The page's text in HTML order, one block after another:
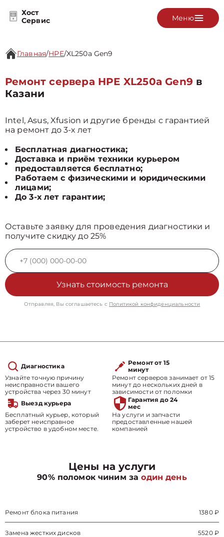
Хост
Сервис
Меню
Главная/HPE/XL250a Gen9
Ремонт сервера HPE XL250a Gen9 в
Казани
Intel, Asus, Xfusion и другие бренды с гарантией
на ремонт до 3-х лет
Бесплатная диагностика;
Доставка и приём техники курьером
предоставляется бесплатно;
Работаем с физическими и юридическими
лицами;
До 3-х лет гарантии;
Оставьте заявку для проведения диагностики и
получите скидку до 25%
Узнать стоимость ремонта
Отправляя, Вы соглашаетесь с Политикой конфиденциальности
Диагностика
Узнайте точную причину
неисправности вашего
устройства через 30 минут
Ремонт от 15
минут
Ремонт серверов занимает от 15
минут до нескольких дней в
зависимости от поломки
Выезд курьера
Бесплатный курьер, который
заберет неисправное
устройство в удобном месте.
Гарантия до 24
мес
На услуги и запчасти
предоставленные нашей
компанией
Цены на услуги
90% поломок чиним заодин день
Ремонт блока питания 1380 ₽
Замена жестких дисков 5520 ₽